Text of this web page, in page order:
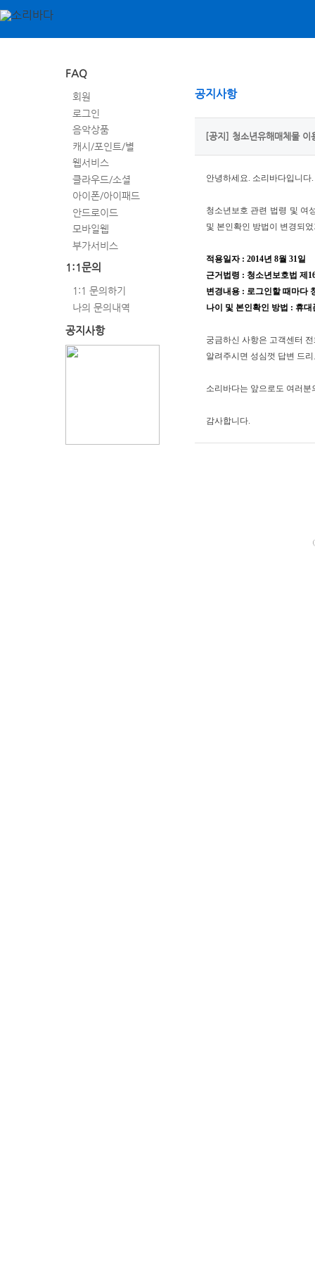
FAQ
회원
로그인
음악상품
캐시/포인트/별
웹서비스
클라우드/소셜
아이폰/아이패드
안드로이드
모바일웹
부가서비스
1:1문의
1:1 문의하기
나의 문의내역
공지사항
공지사항
[공지] 청소년유해매체물
안녕하세요. 소리바다입니다.
청소년보호 관련 법령 및 여
및 본인확인 방법이 변경되
적용일자 : 2014년 8월 31일
근거법령 : 청소년보호법 제
변경내용 : 로그인할 때마다
나이 및 본인확인 방법 : 휴대
궁금하신 사항은 고객센터
알려주시면 성심껏 답변 드
소리바다는 앞으로도 여러
감사합니다.